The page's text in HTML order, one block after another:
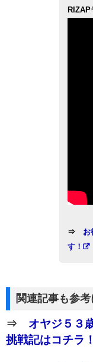
RIZAP
⇒
お
す！
関連記事も参考
⇒ オヤジ５３
挑戦記はコチラ！